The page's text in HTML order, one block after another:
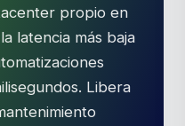
propio en
latencia más baja
Libera